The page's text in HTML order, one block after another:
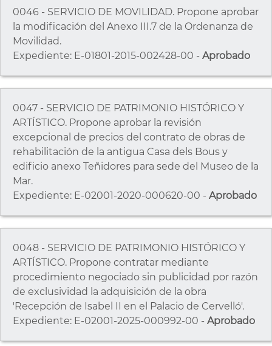
0046 - SERVICIO DE MOVILIDAD. Propone aprobar
la modificación del Anexo III.7 de la Ordenanza de
Movilidad.
Expediente: E-01801-2015-002428-00 - Aprobado
0047 - SERVICIO DE PATRIMONIO HISTÓRICO Y
ARTÍSTICO. Propone aprobar la revisión
excepcional de precios del contrato de obras de
rehabilitación de la antigua Casa dels Bous y
edificio anexo Teñidores para sede del Museo de la
Mar.
Expediente: E-02001-2020-000620-00 - Aprobado
0048 - SERVICIO DE PATRIMONIO HISTÓRICO Y
ARTÍSTICO. Propone contratar mediante
procedimiento negociado sin publicidad por razón
de exclusividad la adquisición de la obra
'Recepción de Isabel II en el Palacio de Cervelló'.
Expediente: E-02001-2025-000992-00 - Aprobado